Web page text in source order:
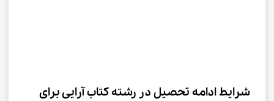
شرایط ادامه تحصیل در رشته کتاب آرایی برای